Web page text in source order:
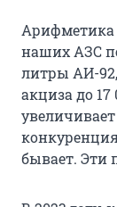
Арифметика
наших АЗС
литры АИ-92,
акциза до
бывает. Эти